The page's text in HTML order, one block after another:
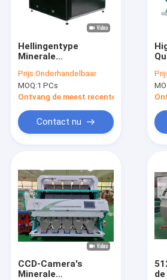
Hellingentype
Minerale
pixel voor
Kwartssteen
Prijs:Onderhandelbaar
MOQ:1 PCs
Ontvang de meest recente Prijs
Contact nu
CCD-Camera's
Minerale